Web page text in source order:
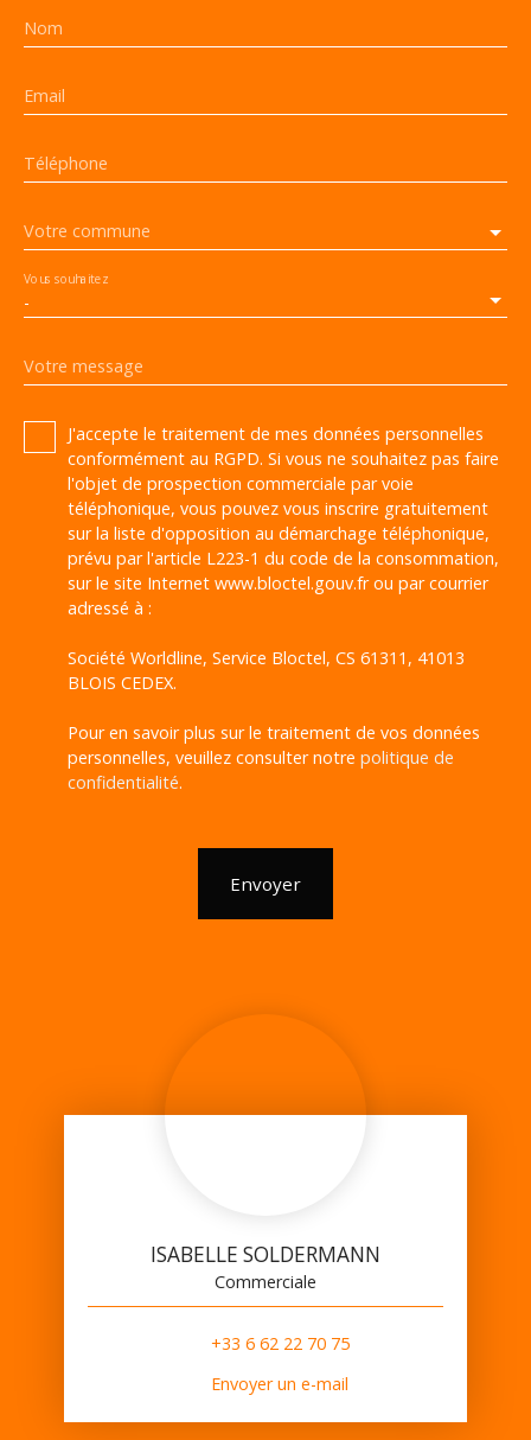
Nom
Email
Téléphone
Votre commune
-
Vous souhaitez
Votre message
J'accepte le traitement de mes données personnelles
conformément au RGPD. Si vous ne souhaitez pas faire
l'objet de prospection commerciale par voie
téléphonique, vous pouvez vous inscrire gratuitement
sur la liste d'opposition au démarchage téléphonique,
prévu par l'article L223-1 du code de la consommation,
sur le site Internet www.bloctel.gouv.fr ou par courrier
adressé à :
Société Worldline, Service Bloctel, CS 61311, 41013
BLOIS CEDEX.
Pour en savoir plus sur le traitement de vos données
personnelles, veuillez consulter notre politique de
confidentialité.
Envoyer
ISABELLE SOLDERMANN
Commerciale
+33 6 62 22 70 75
Envoyer un e-mail